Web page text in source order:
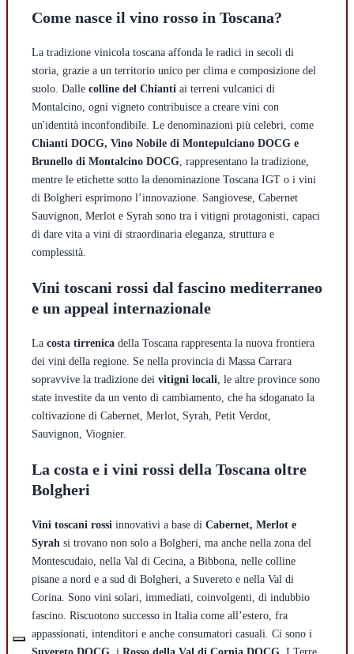
Come nasce il vino rosso in Toscana?
La tradizione vinicola toscana affonda le radici in secoli di
storia, grazie a un territorio unico per clima e composizione del
suolo. Dalle colline del Chianti ai terreni vulcanici di
Montalcino, ogni vigneto contribuisce a creare vini con
un'identità inconfondibile. Le denominazioni più celebri, come
Chianti DOCG, Vino Nobile di Montepulciano DOCG e
Brunello di Montalcino DOCG, rappresentano la tradizione,
mentre le etichette sotto la denominazione Toscana IGT o i vini
di Bolgheri esprimono l’innovazione. Sangiovese, Cabernet
Sauvignon, Merlot e Syrah sono tra i vitigni protagonisti, capaci
di dare vita a vini di straordinaria eleganza, struttura e
complessità.
Vini toscani rossi dal fascino mediterraneo
e un appeal internazionale
La costa tirrenica della Toscana rappresenta la nuova frontiera
dei vini della regione. Se nella provincia di Massa Carrara
sopravvive la tradizione dei vitigni locali, le altre province sono
state investite da un vento di cambiamento, che ha sdoganato la
coltivazione di Cabernet, Merlot, Syrah, Petit Verdot,
Sauvignon, Viognier.
La costa e i vini rossi della Toscana oltre
Bolgheri
Vini toscani rossi innovativi a base di Cabernet, Merlot e
Syrah si trovano non solo a Bolgheri, ma anche nella zona del
Montescudaio, nella Val di Cecina, a Bibbona, nelle colline
pisane a nord e a sud di Bolgheri, a Suvereto e nella Val di
Corina. Sono vini solari, immediati, coinvolgenti, di indubbio
fascino. Riscuotono successo in Italia come all’estero, fra
appassionati, intenditori e anche consumatori casuali. Ci sono i